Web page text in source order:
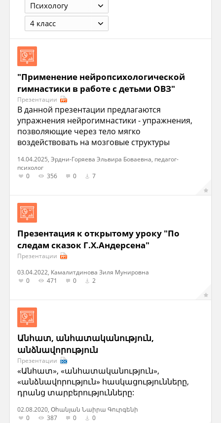
Психологу
4 класс
"Применение нейропсихологической
гимнастики в работе с детьми ОВЗ"
Презентации
В данной презентации предлагаются
упражнения нейрогимнастики - упражнения,
позволяющие через тело мягко
воздействовать на мозговые структуры
14.04.2025, Эрдни-Горяева Эльвира Боваевна, педагог-
психолог
0
356 0 7
Презентация к открытому уроку "По
следам сказок Г.Х.Андерсена"
Презентации
03.04.2022, Камалитдинова Зиля Мунировна
0
471 0 2
Անհատ, անհատականություն,
անձնավորություն
Презентации
«Անհատ», «անհատականություն»,
«անձնավորություն» հասկացությունները,
դրանց տարբերությունները:
02.08.2020, Օհանյան Նաիրա Գուրգենի
0
387 0 0